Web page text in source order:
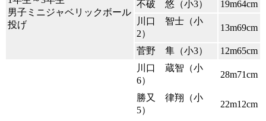
男子ミニジャベリックボール
投げ
不破 悠（小3）
19m64cm
川口 智士（小
2）
13m69cm
菅野 隼（小3） 12m65cm
川口 蔵智（小
6）
28m71cm
勝又 律翔（小
5）
22m12cm